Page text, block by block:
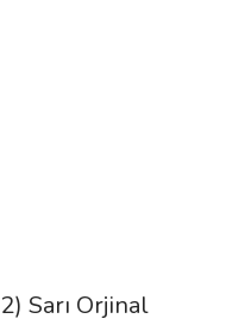
Sarı Orjinal